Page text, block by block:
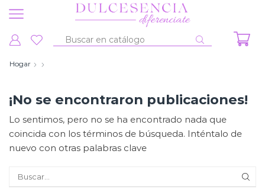
Entrada
Hogar
¡No se encontraron publicaciones!
Lo sentimos, pero no se ha encontrado nada que
coincida con los términos de búsqueda. Inténtalo de
nuevo con otras palabras clave